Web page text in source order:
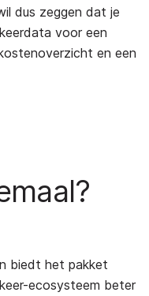
dus zeggen dat je
voor een
en een
biedt het pakket
ecosysteem beter